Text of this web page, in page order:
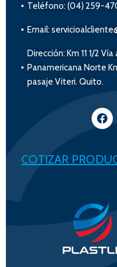
Teléfono: (04) 259-
Email:
Dirección: Km 11 1/2
Panamericana Norte
pasaje Viteri. Quito.
COTIZAR